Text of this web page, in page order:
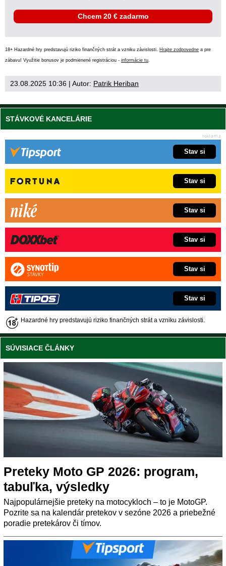
Chcem 20 € zadarmo
18+ Hazardné hry predstavujú riziko finančných strát a vzniku závislosti. Hrajte zodpovedne a pre
zábavu! Využitie bonusov je podmienené registráciou - informácie tu
23.08.2025 10:36 | Autor: Patrik Heriban
STÁVKOVÉ KANCELÁRIE
Stav si
Stav si
Stav si
Stav si
Stav si
Stav si
Hazardné hry predstavujú riziko finančných strát a vzniku závislosti.
SÚVISIACE ČLÁNKY
Preteky Moto GP 2026: program,
tabuľka, výsledky
Najpopulárnejšie preteky na motocykloch – to je MotoGP.
Pozrite sa na kalendár pretekov v sezóne 2026 a priebežné
poradie pretekárov či tímov.